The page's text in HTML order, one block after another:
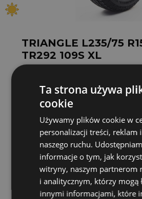
TRIANGLE L235/75
TR292 109S XL
D C
235 /75 R15
291 zł/szt.
Zamów dogodz. 14
dostawa już jutro
Ta strona używa
cookie
Używamy plików cookie w
personalizacji treści, reklam
naszego ruchu.
informacje o tym, jak
witryny, naszym partnerom
i analitycznym, którzy mogą
innymi informacjami, które